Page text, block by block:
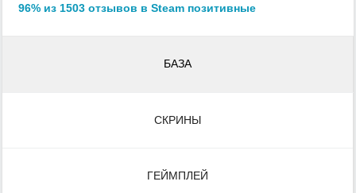
96% из 1503 отзывов в Steam позитивные
БАЗА
СКРИНЫ
ГЕЙМПЛЕЙ